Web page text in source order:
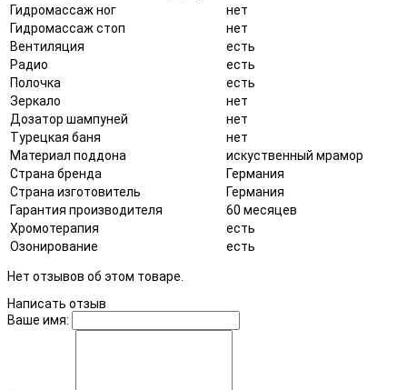
Гидромассаж ног
нет
Гидромассаж стоп
нет
Вентиляция
есть
Радио
есть
Полочка
есть
Зеркало
нет
Дозатор шампуней
нет
Турецкая баня
нет
Материал поддона
искуственный мрамор
Страна бренда
Германия
Страна изготовитель
Германия
Гарантия производителя
60 месяцев
Хромотерапия
есть
Озонирование
есть
Нет отзывов об этом товаре.
Написать отзыв
Ваше имя: